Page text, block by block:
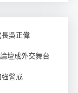
吳正偉
壇成外交舞台
強警戒